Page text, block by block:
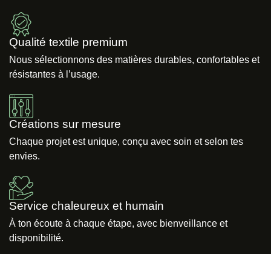
Qualité textile premium
Nous sélectionnons des matières durables, confortables et
résistantes à l’usage.
Créations sur mesure
Chaque projet est unique, conçu avec soin et selon tes
envies.
Service chaleureux et humain
À ton écoute à chaque étape, avec bienveillance et
disponibilité.